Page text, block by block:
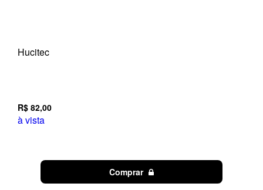
Hucitec
R$ 82,00
à vista
Comprar